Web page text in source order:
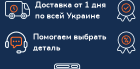
Доставка от 1 дня
по всей Украине
Помогаем выбрать
деталь